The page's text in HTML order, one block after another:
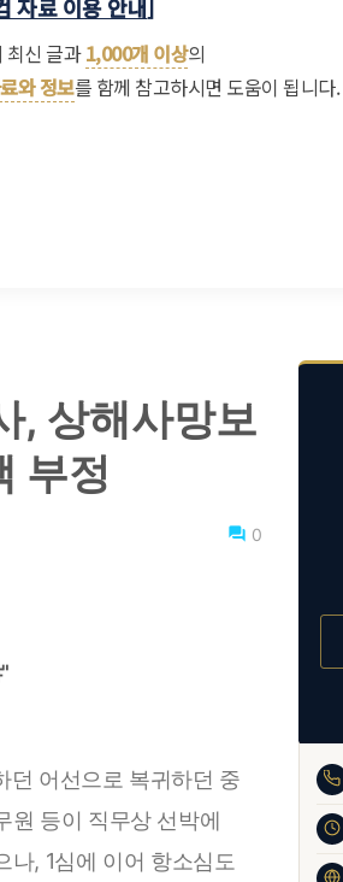
자료 이용 안내
최신 글과1,000개 이상의
와 정보를 함께 참고하시면 도움이 됩니다.
, 상해사망보
부정
0
던 어선으로 복귀하던 중
원 등이 직무상 선박에
, 1심에 이어 항소심도